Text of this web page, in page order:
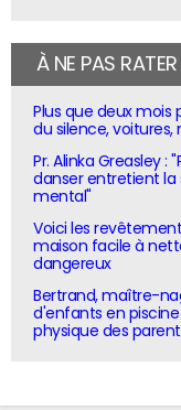
À NE PAS RATER
Plus que deux mois
du silence,
Pr. Alinka Greasley :
danser entretient la
mental"
Voici les
maison facile à
dangereux
Bertrand, maître-
d'enfants en
physique des